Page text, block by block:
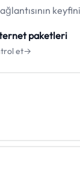
paketleri
et→